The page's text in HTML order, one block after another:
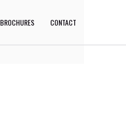
BROCHURES CONTACT